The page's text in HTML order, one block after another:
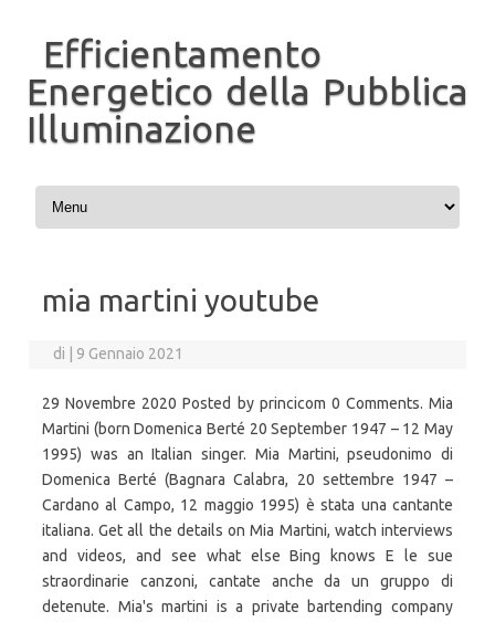
Efficientamento
Energetico della Pubblica
Illuminazione
Vai al contenuto
mia martini youtube
di 9 Gennaio 2021
29 Novembre 2020 Posted by princicom 0 Comments. Mia
Martini (born Domenica Berté 20 September 1947 – 12 May
1995) was an Italian singer. Mia Martini, pseudonimo di
Domenica Berté (Bagnara Calabra, 20 settembre 1947 –
Cardano al Campo, 12 maggio 1995) è stata una cantante
italiana. Get all the details on Mia Martini, watch interviews
and videos, and see what else Bing knows E le sue
straordinarie canzoni, cantate anche da un gruppo di
detenute. Mia's martini is a private bartending company